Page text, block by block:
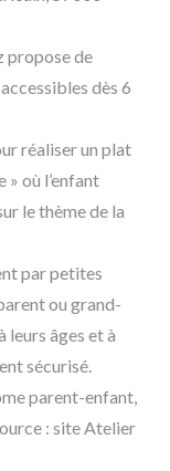
propose de
dès 6
réaliser un plat
» où l’enfant
le thème de la
par petites
ou grand-
leurs âges et à
sécurisé.
parent-enfant,
: site Atelier